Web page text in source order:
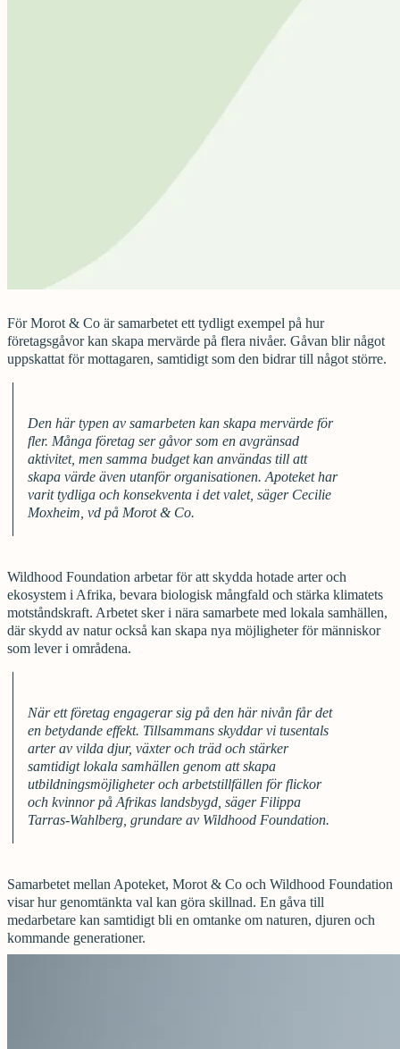
För Morot & Co är samarbetet ett tydligt exempel på hur
företagsgåvor kan skapa mervärde på flera nivåer. Gåvan blir något
uppskattat för mottagaren, samtidigt som den bidrar till något större.
Den här typen av samarbeten kan skapa mervärde för
fler. Många företag ser gåvor som en avgränsad
aktivitet, men samma budget kan användas till att
skapa värde även utanför organisationen. Apoteket har
varit tydliga och konsekventa i det valet, säger Cecilie
Moxheim, vd på Morot & Co.
Wildhood Foundation arbetar för att skydda hotade arter och
ekosystem i Afrika, bevara biologisk mångfald och stärka klimatets
motståndskraft. Arbetet sker i nära samarbete med lokala samhällen,
där skydd av natur också kan skapa nya möjligheter för människor
som lever i områdena.
När ett företag engagerar sig på den här nivån får det
en betydande effekt. Tillsammans skyddar vi tusentals
arter av vilda djur, växter och träd och stärker
samtidigt lokala samhällen genom att skapa
utbildningsmöjligheter och arbetstillfällen för flickor
och kvinnor på Afrikas landsbygd, säger Filippa
Tarras-Wahlberg, grundare av Wildhood Foundation.
Samarbetet mellan Apoteket, Morot & Co och Wildhood Foundation
visar hur genomtänkta val kan göra skillnad. En gåva till
medarbetare kan samtidigt bli en omtanke om naturen, djuren och
kommande generationer.